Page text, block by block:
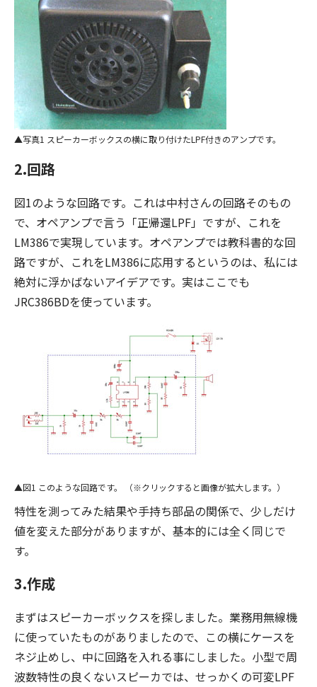
写真1 スピーカーボックスの横に取り付けたLPF付きのアンプです。
2.回路
図1のような回路です。これは中村さんの回路そのもの
で、オペアンプで言う「正帰還LPF」ですが、これを
LM386で実現しています。オペアンプでは教科書的な回
路ですが、これをLM386に応用するというのは、私には
絶対に浮かばないアイデアです。実はここでも
JRC386BDを使っています。
図1 このような回路です。 （※クリックすると画像が拡大します。）
特性を測ってみた結果や手持ち部品の関係で、少しだけ
値を変えた部分がありますが、基本的には全く同じで
す。
3.作成
まずはスピーカーボックスを探しました。業務用無線機
に使っていたものがありましたので、この横にケースを
ネジ止めし、中に回路を入れる事にしました。小型で周
波数特性の良くないスピーカでは、せっかくの可変LPF